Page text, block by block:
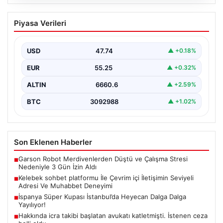
Kelebek sohbet platformu İle Çevrim içi
İletişimin Seviyeli Adresi Ve Muhabbet
İnternet dünyasında kullanıcıların güvenli bir tarzda
birçok…
Piyasa Verileri
USD 47.74 ▲ +0.18%
EUR 55.25 ▲ +0.32%
ALTIN 6660.6 ▲ +2.59%
BTC 3092988 ▲ +1.02%
Son Eklenen Haberler
■Garson Robot Merdivenlerden Düştü ve Çalışma Stresi
Nedeniyle 3 Gün İzin Aldı
■Kelebek sohbet platformu İle Çevrim içi İletişimin Seviyeli
Adresi Ve Muhabbet Deneyimi
■İspanya Süper Kupası İstanbul’da Heyecan Dalga Dalga
Yayılıyor!
■Hakkında icra takibi başlatan avukatı katletmişti. İstenen ceza